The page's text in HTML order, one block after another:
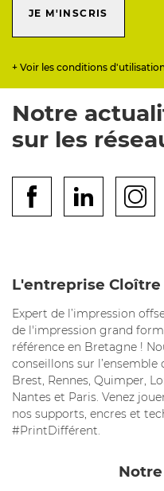
JE M'INSCRIS
+ Voir les conditions
Notre
sur les
L'entreprise Cloître
Expert de l’impression
de l'impression grand
référence en Bretagne !
conseillons sur l’ensemble
Brest, Rennes, Quimper,
Nantes et Paris. Venez
nos supports, encres et
#PrintDifférent.